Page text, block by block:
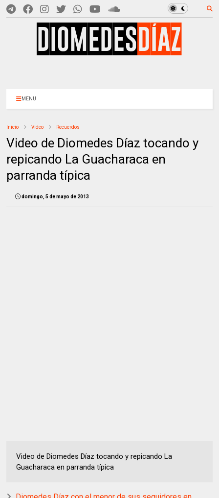
MENU
Inicio Video Recuerdos
Video de Diomedes Díaz tocando y
repicando La Guacharaca en
parranda típica
domingo, 5 de mayo de 2013
Video de Diomedes Díaz tocando y repicando La
Guacharaca en parranda típica